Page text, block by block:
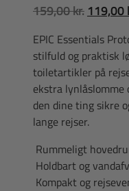
159,00kr. Den
pris
var:
159,00
119,00
EPIC Essentials
stilfuld og praktisk
toiletartikler på
ekstra lynlåslomme
den dine ting sikre
lange rejser.
Rummeligt
Holdbart og
Kompakt og